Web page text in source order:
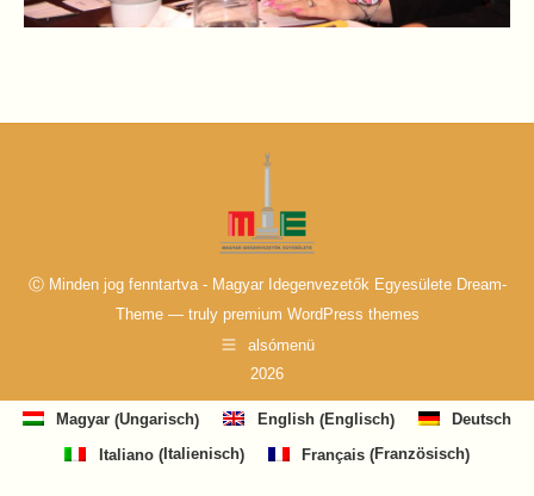
Ⓒ Minden jog fenntartva - Magyar Idegenvezetők Egyesülete Dream-
Theme — truly premium WordPress themes
alsómenü
2026
Magyar (Ungarisch) English(Englisch)
Deutsch
Italiano(Italienisch) Français(Französisch)